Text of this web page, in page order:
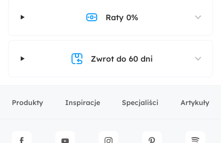
Raty 0%
Zwrot do 60 dni
Produkty Inspiracje Specjaliści Artykuły